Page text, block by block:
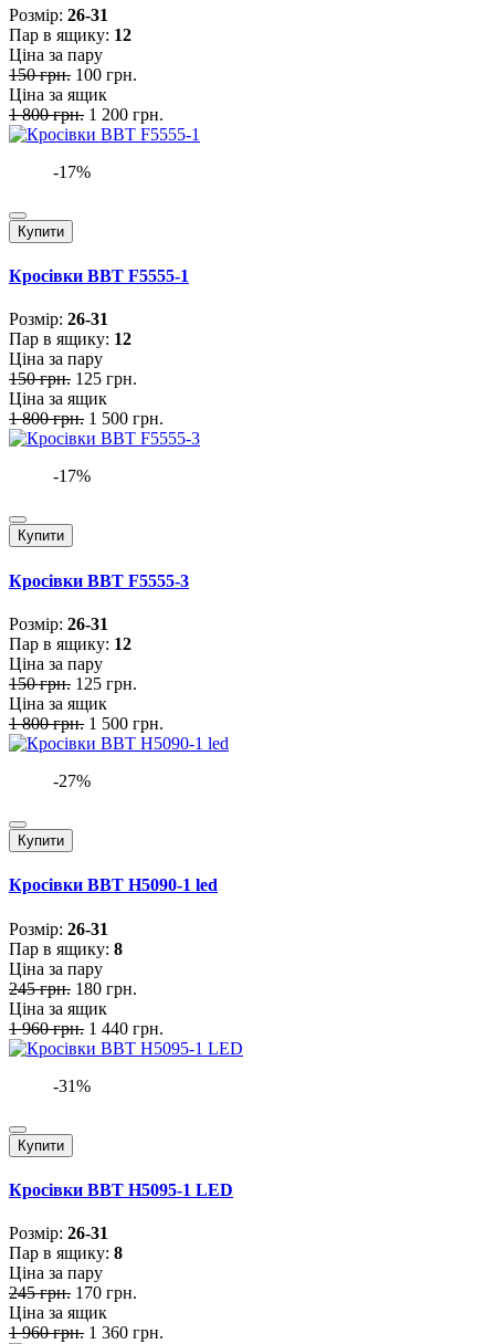
Розмiр: 26-31
Пар в ящику: 12
Ціна за пару
150 грн. 100 грн.
Ціна за ящик
1 800 грн. 1 200 грн.
-17%
Купити
Кросівки BBT F5555-1
Розмiр: 26-31
Пар в ящику: 12
Ціна за пару
150 грн. 125 грн.
Ціна за ящик
1 800 грн. 1 500 грн.
-17%
Купити
Кросівки BBT F5555-3
Розмiр: 26-31
Пар в ящику: 12
Ціна за пару
150 грн. 125 грн.
Ціна за ящик
1 800 грн. 1 500 грн.
-27%
Купити
Кросівки BBT H5090-1 led
Розмiр: 26-31
Пар в ящику: 8
Ціна за пару
245 грн. 180 грн.
Ціна за ящик
1 960 грн. 1 440 грн.
-31%
Купити
Кросівки BBT H5095-1 LED
Розмiр: 26-31
Пар в ящику: 8
Ціна за пару
245 грн. 170 грн.
Ціна за ящик
1 960 грн. 1 360 грн.